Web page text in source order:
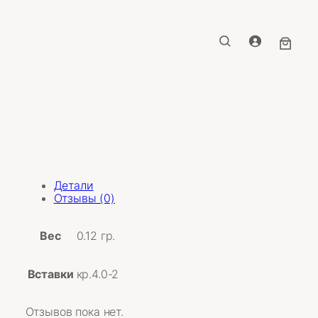
Детали
Отзывы (0)
Вес 0.12 гр.
Вставки кр.4.0-2
Отзывов пока нет.